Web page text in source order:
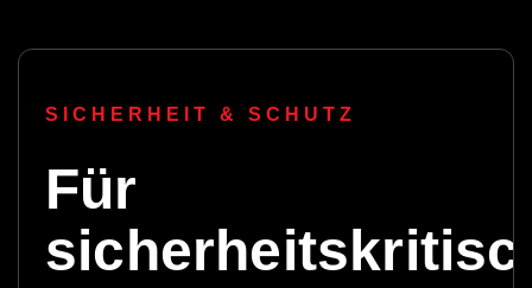
SICHERHEIT & SCHUTZ
Für